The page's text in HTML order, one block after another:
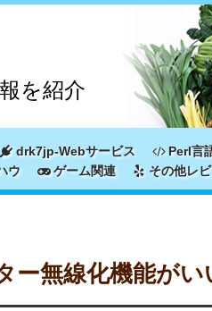
を紹介
drk7jp-Webサービス Perl言
ウ ゲーム関連 その他レ
ー無線化機能がい